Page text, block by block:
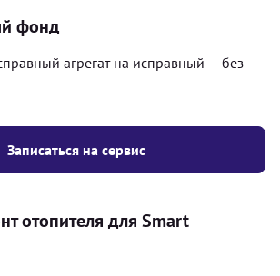
Записаться на сервис
фонд
агрегат на исправный — без
отопителя для Smart